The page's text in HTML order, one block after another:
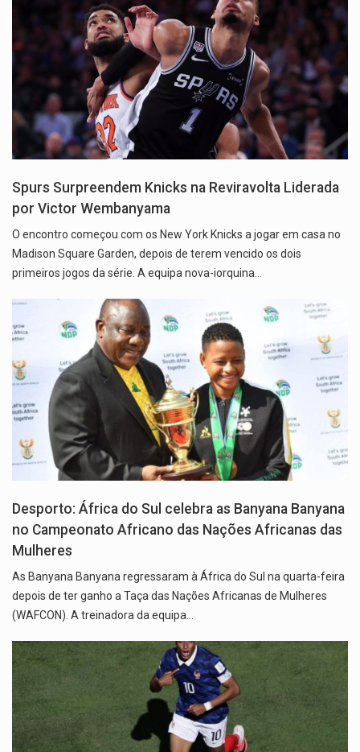
Spurs Surpreendem Knicks na Reviravolta Liderada
por Victor Wembanyama
O encontro começou com os New York Knicks a jogar em casa no
Madison Square Garden, depois de terem vencido os dois
primeiros jogos da série. A equipa nova-iorquina…
Desporto: África do Sul celebra as Banyana Banyana
no Campeonato Africano das Nações Africanas das
Mulheres
As Banyana Banyana regressaram à África do Sul na quarta-feira
depois de ter ganho a Taça das Nações Africanas de Mulheres
(WAFCON). A treinadora da equipa…